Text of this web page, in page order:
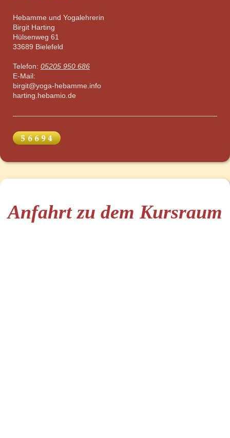
Hebamme und Yogalehrerin
Birgit Harting
Hülsenweg 61
33689 Bielefeld
Telefon: 05205 950 686
E-Mail:
birgit@yoga-hebamme.info
harting.hebamio.de
Anfahrt zu dem Kursraum